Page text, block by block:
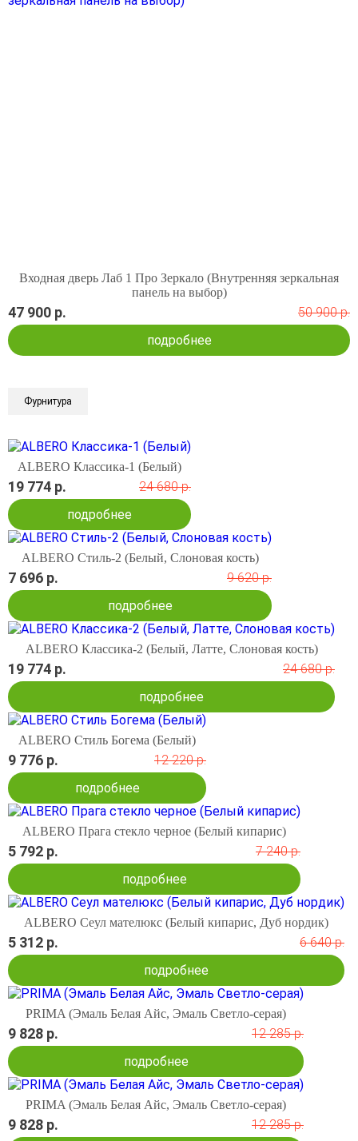
Входная дверь Лаб 1 Про Зеркало (Внутренняя зеркальная
панель на выбор)
47 900 р.
50 900 р.
подробнее
Фурнитура
ALBERO Классика-1 (Белый)
19 774 р.
24 680 р.
подробнее
ALBERO Стиль-2 (Белый, Слоновая кость)
7 696 р.
9 620 р.
подробнее
ALBERO Классика-2 (Белый, Латте, Слоновая кость)
19 774 р.
24 680 р.
подробнее
ALBERO Стиль Богема (Белый)
9 776 р.
12 220 р.
подробнее
ALBERO Прага стекло черное (Белый кипарис)
5 792 р.
7 240 р.
подробнее
ALBERO Сеул мателюкс (Белый кипарис, Дуб нордик)
5 312 р.
6 640 р.
подробнее
PRIMA (Эмаль Белая Айс, Эмаль Светло-серая)
9 828 р.
12 285 р.
подробнее
PRIMA (Эмаль Белая Айс, Эмаль Светло-серая)
9 828 р.
12 285 р.